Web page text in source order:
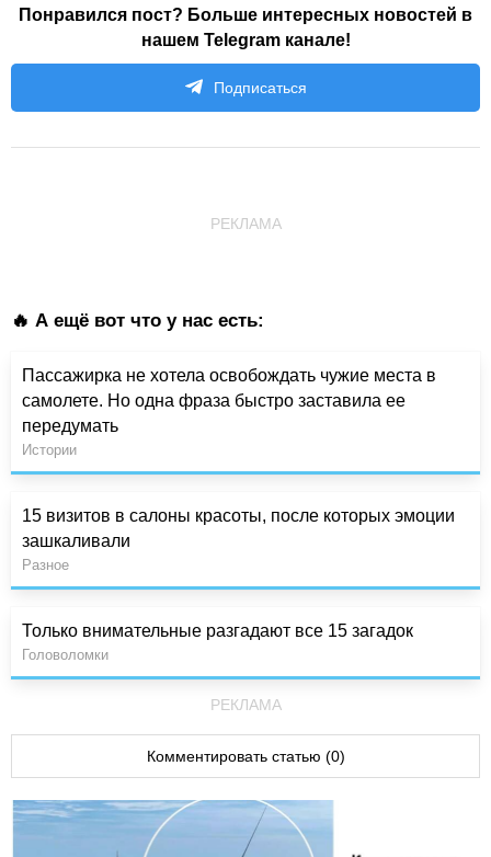
Понравился пост? Больше интересных новостей в
нашем Telegram канале!
Подписаться
РЕКЛАМА
🔥 А ещё вот что у нас есть:
Пассажирка не хотела освобождать чужие места в
самолете. Но одна фраза быстро заставила ее
передумать
Истории
15 визитов в салоны красоты, после которых эмоции
зашкаливали
Разное
Только внимательные разгадают все 15 загадок
Головоломки
РЕКЛАМА
Комментировать статью (0)